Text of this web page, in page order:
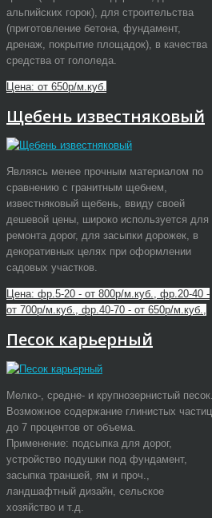
альпийских горок), для строительства
(приготовление бетона, фундамент,
дренаж, покрытие площадок), в качества
средства от гололеда.
Цена: от 650р/м.куб.
Щебень известняковый
Являясь менее прочным материалом по
сравнению с гранитным щебнем,
известняковый щебень, ввиду своей
дешевой цены, широко используется для
ремонта дорог, для засыпки дорожек, в
декоративных целях при оформлении
садовых участков.
Цена: фр.5-20 - от 800р/м.куб., фр.20-40 -
от 700р/м.куб., фр.40-70 - от 650р/м.куб.,
Песок карьерный
Мелко-, средне- и крупнозернистый песок.
Возможное содержание глинистых частиц
до 7 процентов от объема.
Применение: подсыпка для дорог,
устройство подушки под фундамент,
засыпка траншей, ям и проч.,
ландшафтный дизайн, сельское
хозяйство и т.д.